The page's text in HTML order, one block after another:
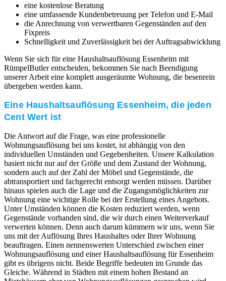
eine kostenlose Beratung
eine umfassende Kundenbetreuung per Telefon und E-Mail
die Anrechnung von verwertbaren Gegenständen auf den
Fixpreis
Schnelligkeit und Zuverlässigkeit bei der Auftragsabwicklung
Wenn Sie sich für eine Haushaltsauflösung Essenheim mit
RümpelButler entscheiden, bekommen Sie nach Beendigung
unserer Arbeit eine komplett ausgeräumte Wohnung, die besenrein
übergeben werden kann.
Eine Haushaltsauflösung Essenheim, die jeden
Cent Wert ist
Die Antwort auf die Frage, was eine professionelle
Wohnungsauflösung bei uns kostet, ist abhängig von den
individuellen Umständen und Gegebenheiten. Unsere Kalkulation
basiert nicht nur auf der Größe und dem Zustand der Wohnung,
sondern auch auf der Zahl der Möbel und Gegenstände, die
abtransportiert und fachgerecht entsorgt werden müssen. Darüber
hinaus spielen auch die Lage und die Zugangsmöglichkeiten zur
Wohnung eine wichtige Rolle bei der Erstellung eines Angebots.
Unter Umständen können die Kosten reduziert werden, wenn
Gegenstände vorhanden sind, die wir durch einen Weiterverkauf
verwerten können. Denn auch darum kümmern wir uns, wenn Sie
uns mit der Auflösung Ihres Haushaltes oder Ihrer Wohnung
beauftragen. Einen nennenswerten Unterschied zwischen einer
Wohnungsauflösung und einer Haushaltsauflösung für Essenheim
gibt es übrigens nicht. Beide Begriffe bedeuten im Grunde das
Gleiche. Während in Städten mit einem hohen Bestand an